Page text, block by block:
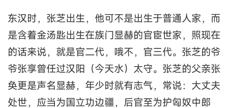
东汉时，张芝出生，他可不是出生于普通人家，而
是含着金汤匙出生在族门显赫的官宦世家，照现在
的话来说，就是官二代，哦不，官三代。张芝的爷
爷张享曾任过汉阳（今天水）太守。张芝的父亲张
奂更是声名显赫，年少时就有志气，常说：大丈夫
处世，应当为国立功边疆，后官至为护匈奴中郎